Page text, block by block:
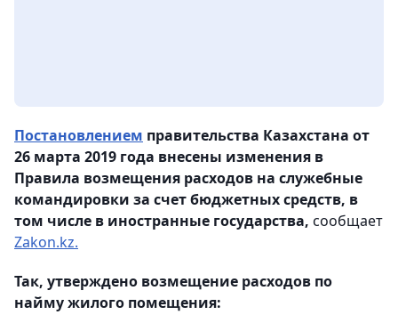
Постановлением правительства Казахстана от
26 марта 2019 года внесены изменения в
Правила возмещения расходов на служебные
командировки за счет бюджетных средств, в
том числе в иностранные государства, сообщает
Zakon.kz.
Так, утверждено возмещение расходов по
найму жилого помещения: